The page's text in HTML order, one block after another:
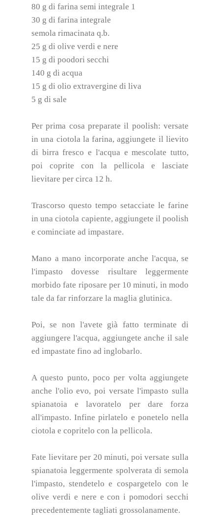
80 g di farina semi integrale 1
30 g di farina integrale
semola rimacinata q.b.
25 g di olive verdi e nere
15 g di poodori secchi
140 g di acqua
15 g di olio extravergine di liva
5 g di sale
Per prima cosa preparate il poolish: versate
in una ciotola la farina, aggiungete il lievito
di birra fresco e l'acqua e mescolate tutto,
poi coprite con la pellicola e lasciate
lievitare per circa 12 h.
Trascorso questo tempo setacciate le farine
in una ciotola capiente, aggiungete il poolish
e cominciate ad impastare.
Mano a mano incorporate anche l'acqua, se
l'impasto dovesse risultare leggermente
morbido fate riposare per 10 minuti, in modo
tale da far rinforzare la maglia glutinica.
Poi, se non l'avete già fatto terminate di
aggiungere l'acqua, aggiungete anche il sale
ed impastate fino ad inglobarlo.
A questo punto, poco per volta aggiungete
anche l'olio evo, poi versate l'impasto sulla
spianatoia e lavoratelo per dare forza
all'impasto. Infine pirlatelo e ponetelo nella
ciotola e copritelo con la pellicola.
Fate lievitare per 20 minuti, poi versate sulla
spianatoia leggermente spolverata di semola
l'impasto, stendetelo e cospargetelo con le
olive verdi e nere e con i pomodori secchi
precedentemente tagliati grossolanamente.